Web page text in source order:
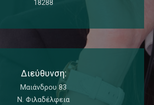
18288
Διεύθυνση:
Μαιάνδρου 83
Ν. Φιλαδέλφεια